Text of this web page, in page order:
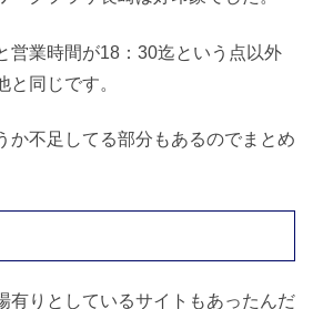
営業時間が18：30迄という点以外
同じです。
か不足してる部分もあるのでまとめ
有りとしているサイトもあったんだ